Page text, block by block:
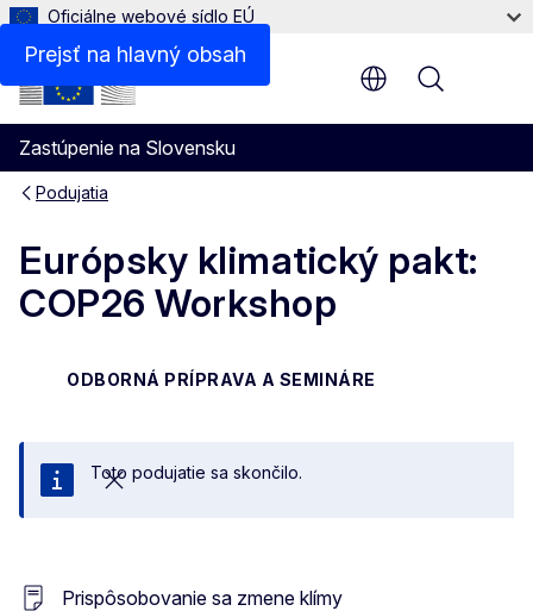
Prejsť na hlavný obsah
Oficiálne webové sídlo EÚ
Zastúpenie na Slovensku
Menu
Podujatia
Európsky klimatický pakt:
COP26 Workshop
ODBORNÁ PRÍPRAVA A SEMINÁRE
Zatvoriť
Toto podujatie sa skončilo.
Prispôsobovanie sa zmene klímy